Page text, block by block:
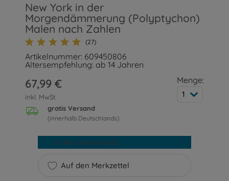
New York in der
Morgendämmerung (Polyptychon)
Malen nach Zahlen
(27)
Artikelnummer: 609450806
Altersempfehlung: ab 14 Jahren
67,99 €
inkl. MwSt.
gratis Versand
(innerhalb Deutschlands)
Menge:
1
Auf den Merkzettel
In den Warenkorb